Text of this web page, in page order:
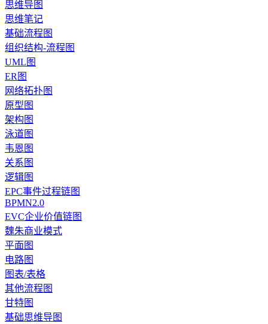
思维导图
思维笔记
基础流程图
组织结构-流程图
UML图
ER图
网络拓扑图
原型图
架构图
泳道图
韦恩图
关系图
逻辑图
EPC事件过程链图
BPMN2.0
EVC企业价值链图
魏朱商业模式
平面图
电路图
图表/表格
其他流程图
甘特图
基础思维导图